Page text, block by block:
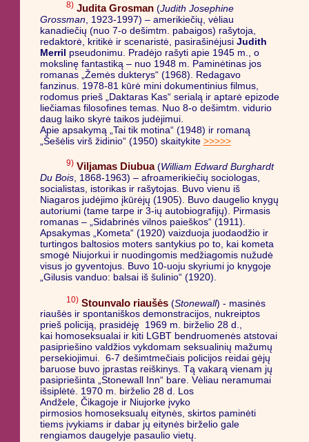
8) Judita Grosman(Judith Josephine
Grossman, 1923-1997) – amerikiečių, vėliau
kanadiečių (nuo 7-o dešimtm. pabaigos) rašytoja,
redaktorė, kritikė ir scenaristė, pasirašinėjusi Judith
Merril pseudonimu. Pradėjo rašyti apie 1945 m., o
mokslinę fantastiką – nuo 1948 m. Paminėtinas jos
romanas „Žemės dukterys“ (1968). Redagavo
fanzinus. 1978-81 kūrė mini dokumentinius filmus,
rodomus prieš „Daktaras Kas“ serialą ir aptarė epizode
liečiamas filosofines temas. Nuo 8-o dešimtm. vidurio
daug laiko skyrė taikos judėjimui.
Apie apsakymą „Tai tik motina“ (1948) ir romaną
„Šešėlis virš židinio“ (1950) skaitykite >>>>>
9) Viljamas Diubua(William Edward Burghardt
Du Bois, 1868-1963) – afroamerikiečių sociologas,
socialistas, istorikas ir rašytojas. Buvo vienu iš
Niagaros judėjimo įkūrėjų (1905). Buvo daugelio knygų
autoriumi (tame tarpe ir 3-ių autobiografijų). Pirmasis
romanas – „Sidabrinės vilnos paieškos“ (1911).
Apsakymas „Kometa“ (1920) vaizduoja juodaodžio ir
turtingos baltosios moters santykius po to, kai kometa
smogė Niujorkui ir nuodingomis medžiagomis nužudė
visus jo gyventojus. Buvo 10-uoju skyriumi jo knygoje
„Gilusis vanduo: balsai iš šulinio“ (1920).
10) Stounvalo riaušės(Stonewall) - masinės
riaušės ir spontaniškos demonstracijos, nukreiptos
prieš policiją, prasidėję 1969 m. birželio 28 d.,
kai homoseksualai ir kiti LGBT bendruomenės atstovai
pasipriešino valdžios vykdomam seksualinių mažumų
persekiojimui. 6-7 dešimtmečiais policijos reidai gėjų
baruose buvo įprastas reiškinys. Tą vakarą vienam jų
pasipriešinta „Stonewall Inn“ bare. Vėliau neramumai
išsiplėtė. 1970 m. birželio 28 d. Los
Andžele, Čikagoje ir Niujorke įvyko
pirmosios homoseksualų eitynės, skirtos paminėti
tiems įvykiams ir dabar jų eitynės birželio gale
rengiamos daugelyje pasaulio vietų.